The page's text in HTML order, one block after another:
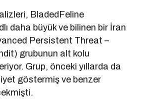
BladedFeline
daha büyük ve bilinen bir İran
Persistent Threat –
grubunun alt kolu
Grup, önceki yıllarda da
göstermiş ve benzer